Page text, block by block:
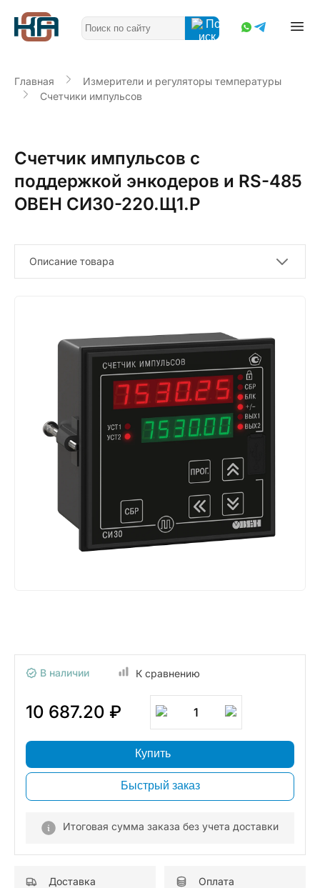
Главная
Измерители и регуляторы температуры
Счетчики импульсов
Счетчик импульсов с
поддержкой энкодеров и RS-485
ОВЕН СИ30-220.Щ1.Р
Описание товара
В наличии К сравнению
10 687.20 ₽ 1
Купить
Быстрый заказ
Итоговая сумма заказа без учета доставки
Доставка Оплата